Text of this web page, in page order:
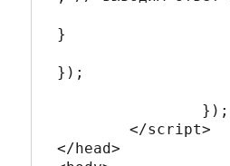
}
});
	</script>
</head>